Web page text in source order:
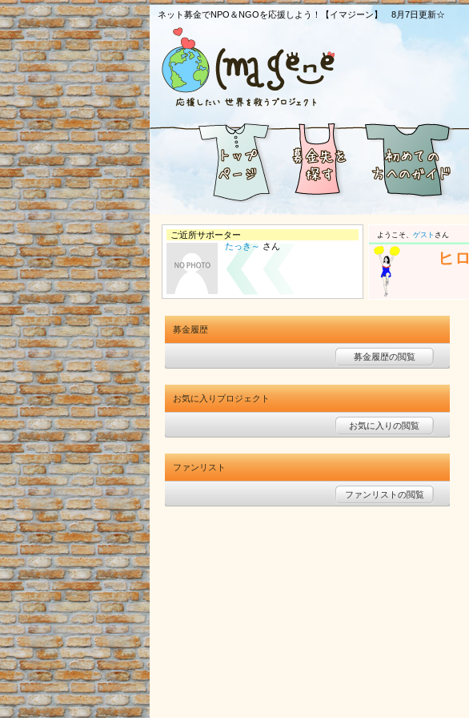
ネット募金でNPO＆NGOを応援しよう！【イマジーン】 8月7日更新☆
ご近所サポーター
たっき～ さん
ようこそ、 ゲスト さん
ヒロ
募金履歴
募金履歴の閲覧
お気に入りプロジェクト
お気に入りの閲覧
ファンリスト
ファンリストの閲覧